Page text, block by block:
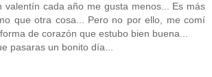
valentín cada año me gusta menos... Es más
que otra cosa... Pero no por ello, me comí
de corazón que estubo bien buena...
pasaras un bonito día...